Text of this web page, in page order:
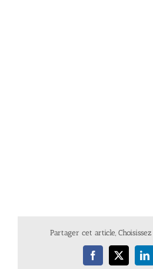
Partager cet article,
Facebook
X